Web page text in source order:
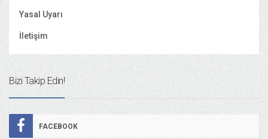
Yasal Uyarı
İletişim
Bizi Takip Edin!
FACEBOOK